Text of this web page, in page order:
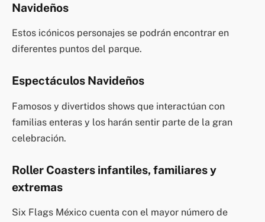
Navideños
Estos icónicos personajes se podrán encontrar en
diferentes puntos del parque.
Espectáculos Navideños
Famosos y divertidos shows que interactúan con
familias enteras y los harán sentir parte de la gran
celebración.
Roller Coasters infantiles, familiares y
extremas
Six Flags México cuenta con el mayor número de